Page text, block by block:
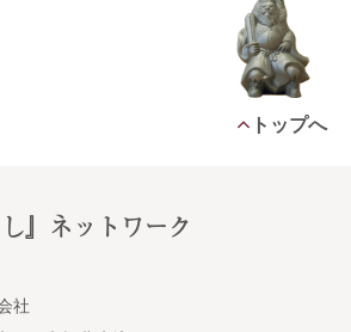
トップへ
し』ネットワーク
社